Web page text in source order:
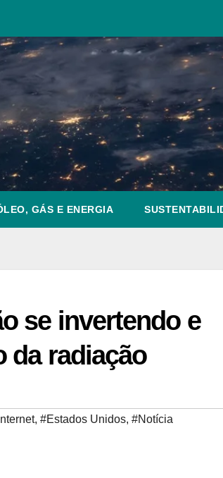
GÁS E ENERGIA
se invertendo e
da radiação
, #Estados Unidos, #Notícia